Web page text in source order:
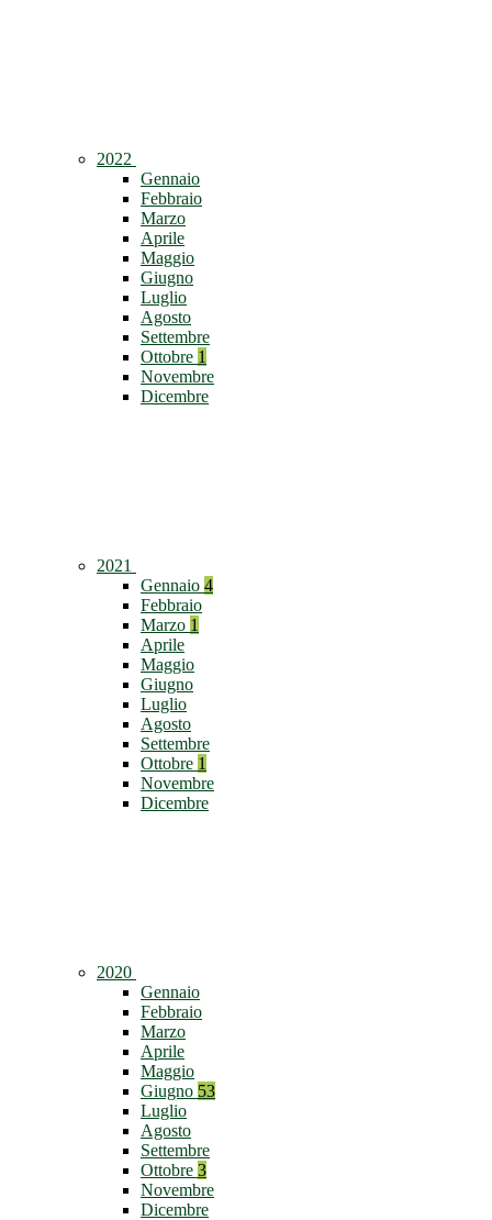
2022
Gennaio
Febbraio
Marzo
Aprile
Maggio
Giugno
Luglio
Agosto
Settembre
Ottobre 1
Novembre
Dicembre
2021
Gennaio 4
Febbraio
Marzo 1
Aprile
Maggio
Giugno
Luglio
Agosto
Settembre
Ottobre 1
Novembre
Dicembre
2020
Gennaio
Febbraio
Marzo
Aprile
Maggio
Giugno 53
Luglio
Agosto
Settembre
Ottobre 3
Novembre
Dicembre